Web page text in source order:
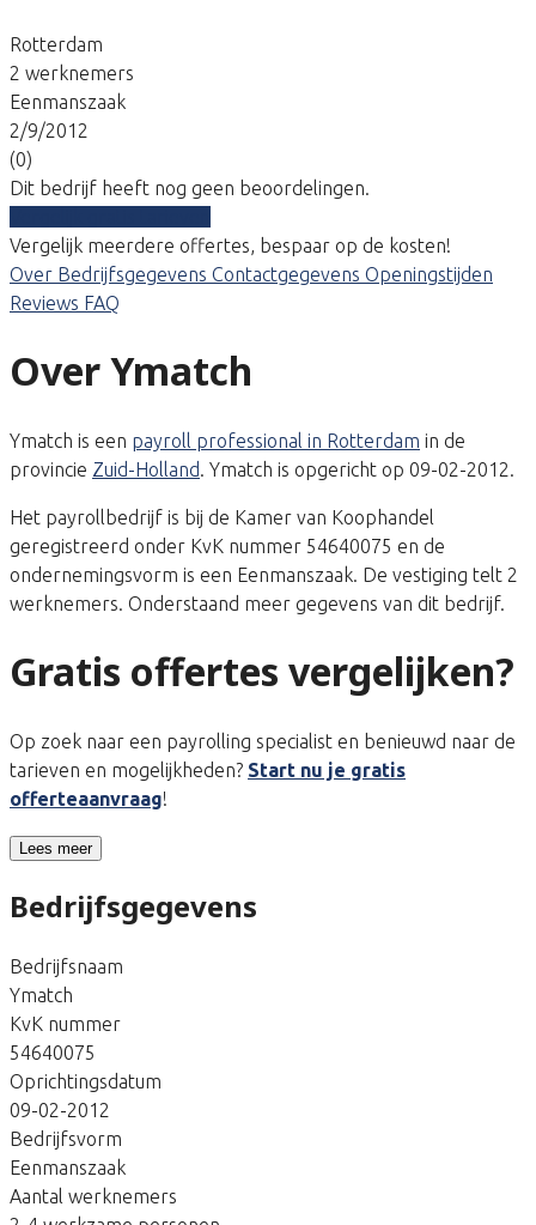
Rotterdam
2 werknemers
Eenmanszaak
2/9/2012
(0)
Dit bedrijf heeft nog geen beoordelingen.
Vergelijk meerdere offertes, bespaar op de kosten!
Over Bedrijfsgegevens Contactgegevens Openingstijden
Reviews FAQ
Over Ymatch
Ymatch is een payroll professional in Rotterdam in de
provincie Zuid-Holland. Ymatch is opgericht op 09-02-2012.
Het payrollbedrijf is bij de Kamer van Koophandel
geregistreerd onder KvK nummer 54640075 en de
ondernemingsvorm is een Eenmanszaak. De vestiging telt 2
werknemers. Onderstaand meer gegevens van dit bedrijf.
Gratis offertes vergelijken?
Op zoek naar een payrolling specialist en benieuwd naar de
tarieven en mogelijkheden? Start nu je gratis
offerteaanvraag!
Lees meer
Bedrijfsgegevens
Bedrijfsnaam
Ymatch
KvK nummer
54640075
Oprichtingsdatum
09-02-2012
Bedrijfsvorm
Eenmanszaak
Aantal werknemers